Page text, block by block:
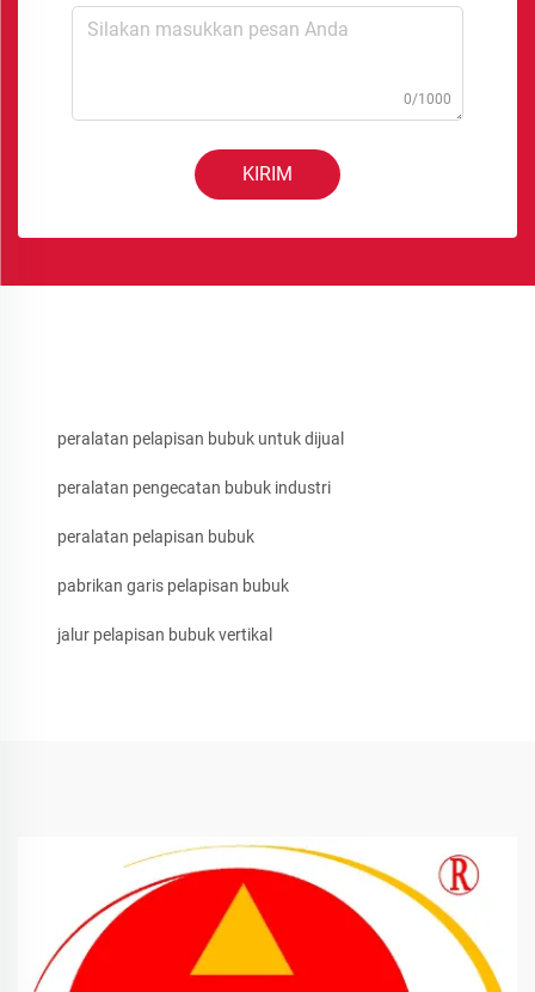
0/1000
KIRIM
peralatan pelapisan bubuk untuk dijual
peralatan pengecatan bubuk industri
peralatan pelapisan bubuk
pabrikan garis pelapisan bubuk
jalur pelapisan bubuk vertikal